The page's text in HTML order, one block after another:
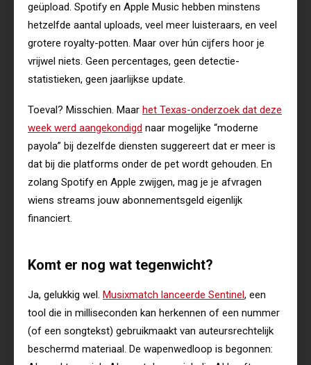
geüpload. Spotify en Apple Music hebben minstens
hetzelfde aantal uploads, veel meer luisteraars, en veel
grotere royalty-potten. Maar over hún cijfers hoor je
vrijwel niets. Geen percentages, geen detectie-
statistieken, geen jaarlijkse update.
Toeval? Misschien. Maar het Texas-onderzoek dat deze
week werd aangekondigd naar mogelijke “moderne
payola” bij dezelfde diensten suggereert dat er meer is
dat bij die platforms onder de pet wordt gehouden. En
zolang Spotify en Apple zwijgen, mag je je afvragen
wiens streams jouw abonnementsgeld eigenlijk
financiert.
Komt er nog wat tegenwicht?
Ja, gelukkig wel. Musixmatch lanceerde Sentinel, een
tool die in milliseconden kan herkennen of een nummer
(of een songtekst) gebruikmaakt van auteursrechtelijk
beschermd materiaal. De wapenwedloop is begonnen: